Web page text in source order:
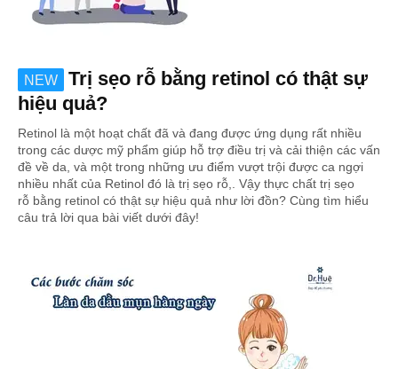
NEW
Trị sẹo rỗ bằng retinol có thật sự
hiệu quả?
Retinol là một hoạt chất đã và đang được ứng dụng rất nhiều
trong các dược mỹ phẩm giúp hỗ trợ điều trị và cải thiện các vấn
đề về da, và một trong những ưu điểm vượt trội được ca ngợi
nhiều nhất của Retinol đó là trị sẹo rỗ,. Vậy thực chất trị sẹo
rỗ bằng retinol có thật sự hiệu quả như lời đồn? Cùng tìm hiểu
câu trả lời qua bài viết dưới đây!